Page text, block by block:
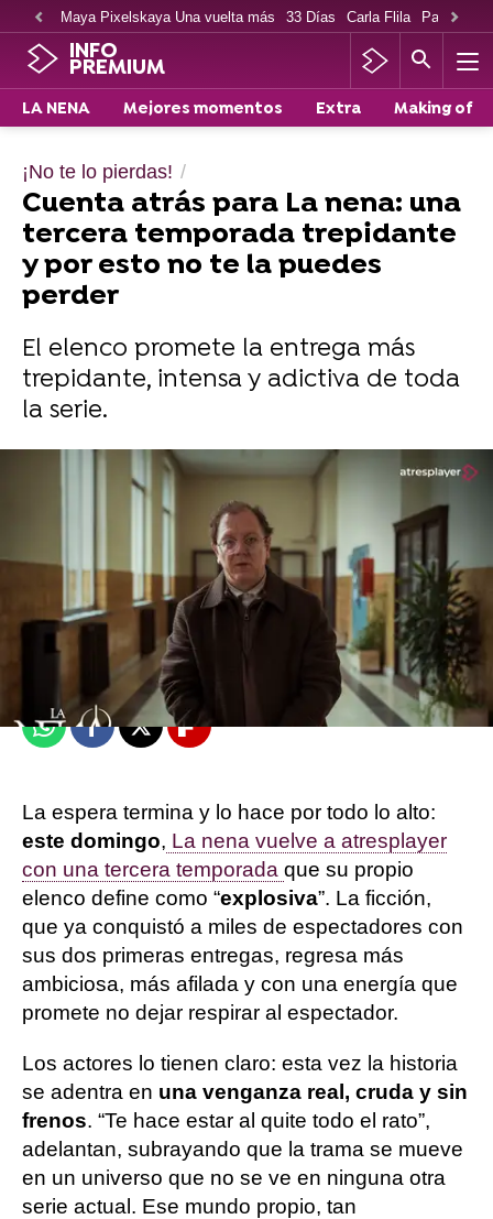
Maya Pixelskaya Una vuelta más 33 Días Carla Flila Paco
INFO
PREMIUM
LA NENA Mejores momentos Extra Making of
¡No te lo pierdas!
Cuenta atrás para La nena: una
tercera temporada trepidante
y por esto no te la puedes
perder
El elenco promete la entrega más
trepidante, intensa y adictiva de toda
la serie.
Sandra Lázaro
Publicado:08 de abril de 2026, 11:50
WhatsappFacebook
X Flipboard
La espera termina y lo hace por todo lo alto:
este domingo, La nena vuelve a atresplayer
con una tercera temporada que su propio
elenco define como “explosiva”. La ficción,
que ya conquistó a miles de espectadores con
sus dos primeras entregas, regresa más
ambiciosa, más afilada y con una energía que
promete no dejar respirar al espectador.
Los actores lo tienen claro: esta vez la historia
se adentra en una venganza real, cruda y sin
frenos. “Te hace estar al quite todo el rato”,
adelantan, subrayando que la trama se mueve
en un universo que no se ve en ninguna otra
serie actual. Ese mundo propio, tan